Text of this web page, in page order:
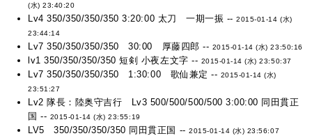
(水) 23:40:20
Lv4 350/350/350/350 3:20:00 太刀 一期一振 --2015-01-14 (水)
23:44:14
Lv7 350/350/350/350 30:00 厚藤四郎 -- 2015-01-14 (水) 23:50:16
lv1 350/350/350/350 短剣 小夜左文字 -- 2015-01-14 (水) 23:50:37
Lv7 350/350/350/350 1:30:00 歌仙兼定 -- 2015-01-14 (水)
23:51:27
Lv2 隊長：陸奥守吉行 Lv3 500/500/500/500 3:00:00 同田貫正
国 -- 2015-01-14 (水) 23:55:19
LV5 350/350/350/350 同田貫正国 --2015-01-14 (水) 23:56:07